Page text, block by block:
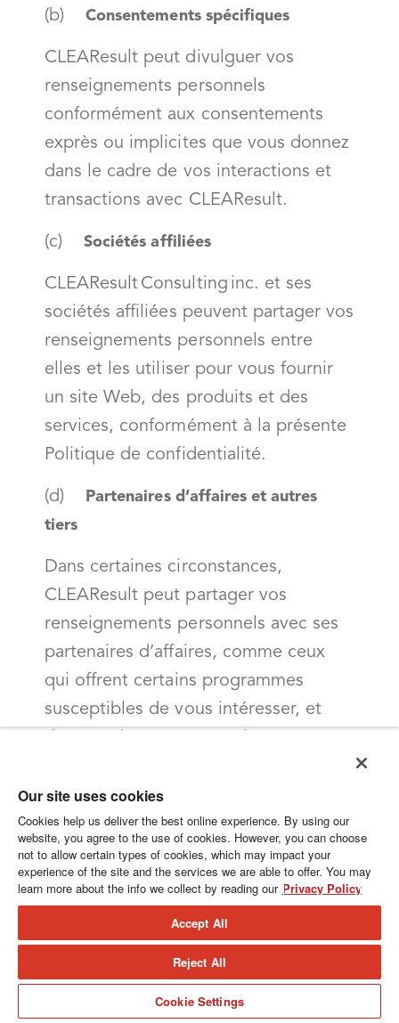
(b)Consentements spécifiques
CLEAResult peut divulguer vos
renseignements personnels
conformément aux consentements
exprès ou implicites que vous donnez
dans le cadre de vos interactions et
transactions avec CLEAResult.
(c)Sociétés affiliées
CLEAResult Consulting inc. et ses
sociétés affiliées peuvent partager vos
renseignements personnels entre
elles et les utiliser pour vous fournir
un site Web, des produits et des
services, conformément à la présente
Politique de confidentialité.
(d)
Partenaires d’affaires et autres
tiers
Dans certaines circonstances,
CLEAResult peut partager vos
renseignements personnels avec ses
partenaires d’affaires, comme ceux
qui offrent certains programmes
susceptibles de vous intéresser, et
personnels à un tiers que si
CLEAResult a votre consentement, si
vous avez donné votre consentement
audit tiers ou si CLEAResult est
légalement tenue de le faire ou
autorisée à le faire.
(e)Application de la loi et divulgations
Our site uses cookies
Cookies help us deliver the best online experience. By using our
website, you agree to the use of cookies. However, you can choose
not to allow certain types of cookies, which may impact your
experience of the site and the services we are able to offer. You may
learn more about the info we collect by reading our Privacy Policy
Accept All
Reject All
Cookie Settings